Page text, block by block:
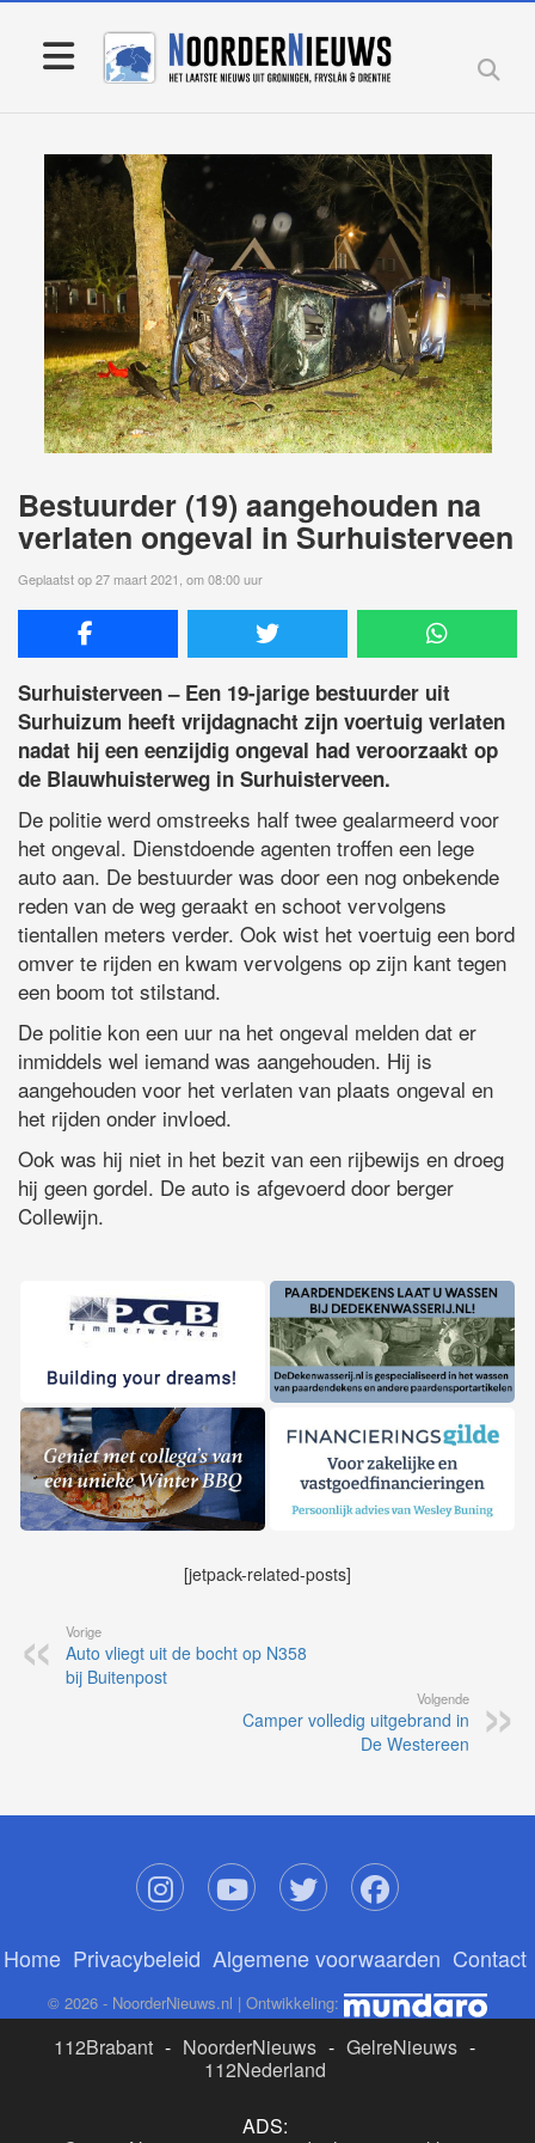
Bestuurder (19) aangehouden na
verlaten ongeval in Surhuisterveen
Geplaatst op 27 maart 2021, om 08:00 uur
Surhuisterveen – Een 19-jarige bestuurder uit
Surhuizum heeft vrijdagnacht zijn voertuig verlaten
nadat hij een eenzijdig ongeval had veroorzaakt op
de Blauwhuisterweg in Surhuisterveen.
De politie werd omstreeks half twee gealarmeerd voor
het ongeval. Dienstdoende agenten troffen een lege
auto aan. De bestuurder was door een nog onbekende
reden van de weg geraakt en schoot vervolgens
tientallen meters verder. Ook wist het voertuig een bord
omver te rijden en kwam vervolgens op zijn kant tegen
een boom tot stilstand.
De politie kon een uur na het ongeval melden dat er
inmiddels wel iemand was aangehouden. Hij is
aangehouden voor het verlaten van plaats ongeval en
het rijden onder invloed.
Ook was hij niet in het bezit van een rijbewijs en droeg
hij geen gordel. De auto is afgevoerd door berger
Collewijn.
[jetpack-related-posts]
Vorige
Auto vliegt uit de bocht op N358
bij Buitenpost
Volgende
Camper volledig uitgebrand in
De Westereen
Home Privacybeleid Algemene voorwaarden Contact
© 2026 - NoorderNieuws.nl | Ontwikkeling:
112Brabant - NoorderNieuws - GelreNieuws -
112Nederland
ADS: